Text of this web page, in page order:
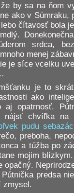
by sa na ňom
ako v Súmraku,
čítavosť bola
srdca,
menej
je síce vcelku
je to
ako
aj opatrnosť.
chvíľka na
pudu
preboha,
a túžba po
mojim
predsa
zmysel.